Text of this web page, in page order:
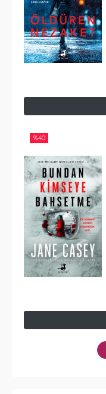
%40